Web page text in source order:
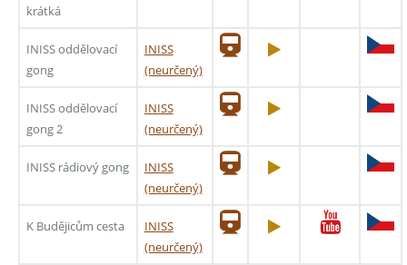
krátká
INISS oddělovací
gong
INISS
(neurčený)
INISS oddělovací
gong 2
INISS
(neurčený)
INISS rádiový gong
INISS
(neurčený)
K Budějicům cesta
INISS
(neurčený)